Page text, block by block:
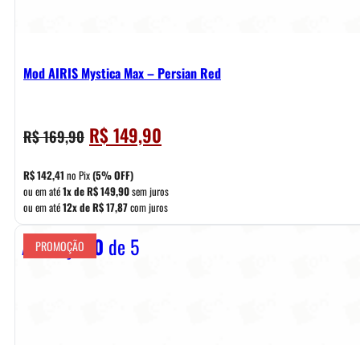
Mod AIRIS Mystica Max – Persian Red
R$169,90 O
preço
original
era:
R$ 169,90.
R$149,90
preço
é:
R$ 149,90.
R$142,41 no Pix(5% OFF)
ou em até1x deR$149,90sem juros
ou em até12x deR$17,87com juros
Avaliação 0 de 5
PROMOÇÃO